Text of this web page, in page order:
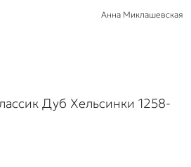
Анна Миклашевская
Дуб Хельсинки 1258-